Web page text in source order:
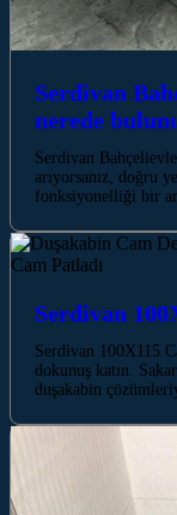
Serdivan
nerede
Serdivan
arıyorsanız, doğru
fonksiyonelliği bir
Serdivan
Serdivan 100X115
dokunuş katın.
duşakabin